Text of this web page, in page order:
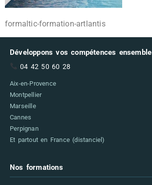
formaltic-formation-artlantis
Développons vos compétences ensemble
04 42 50 60 28
Aix-en-Provence
Montpellier
Marseille
Cannes
Perpignan
Et partout en France (distanciel)
Nos formations